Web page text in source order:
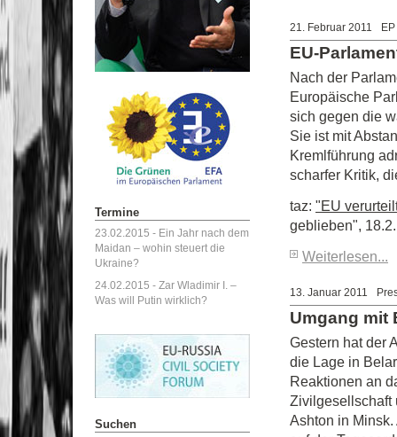
21. Februar 2011
EU-
Nach der
Europäische
sich gegen die
Sie ist mit
Kremlführung
scharfer Kritik,
taz: "EU
geblieben",
Weiterlesen...
13. Januar 2011
Umgang mit
Gestern hat der
die Lage in
Reaktionen an
Zivilgesellschaft
Ashton in
Termine
23.02.2015 - Ein Jahr nach dem
Maidan – wohin steuert die
Ukraine?
24.02.2015 - Zar Wladimir I. –
Was will Putin wirklich?
Suchen